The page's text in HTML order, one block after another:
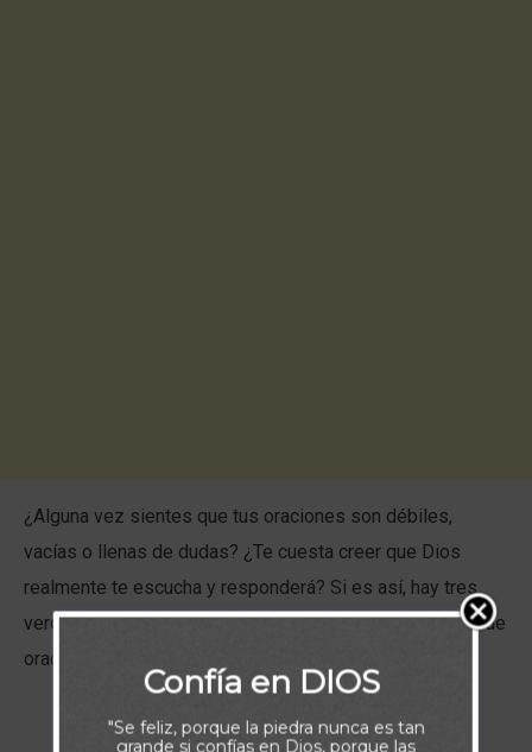
¿Alguna vez sientes que tus oraciones son débiles,
vacías o llenas de dudas? ¿Te cuesta creer que Dios
realmente te escucha y responderá? Si es así, hay tres
verdades que pueden transformar por completo tu vida de
oración:
Tienes acceso completo a Dios
Confía en DIOS
"Se feliz, porque la piedra nunca es tan
grande si confías en Dios, porque las